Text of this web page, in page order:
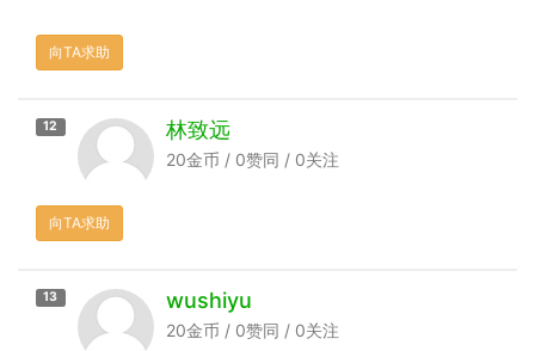
向TA求助
12 林致远
20金币 / 0赞同 / 0关注
向TA求助
13 wushiyu
20金币 / 0赞同 / 0关注